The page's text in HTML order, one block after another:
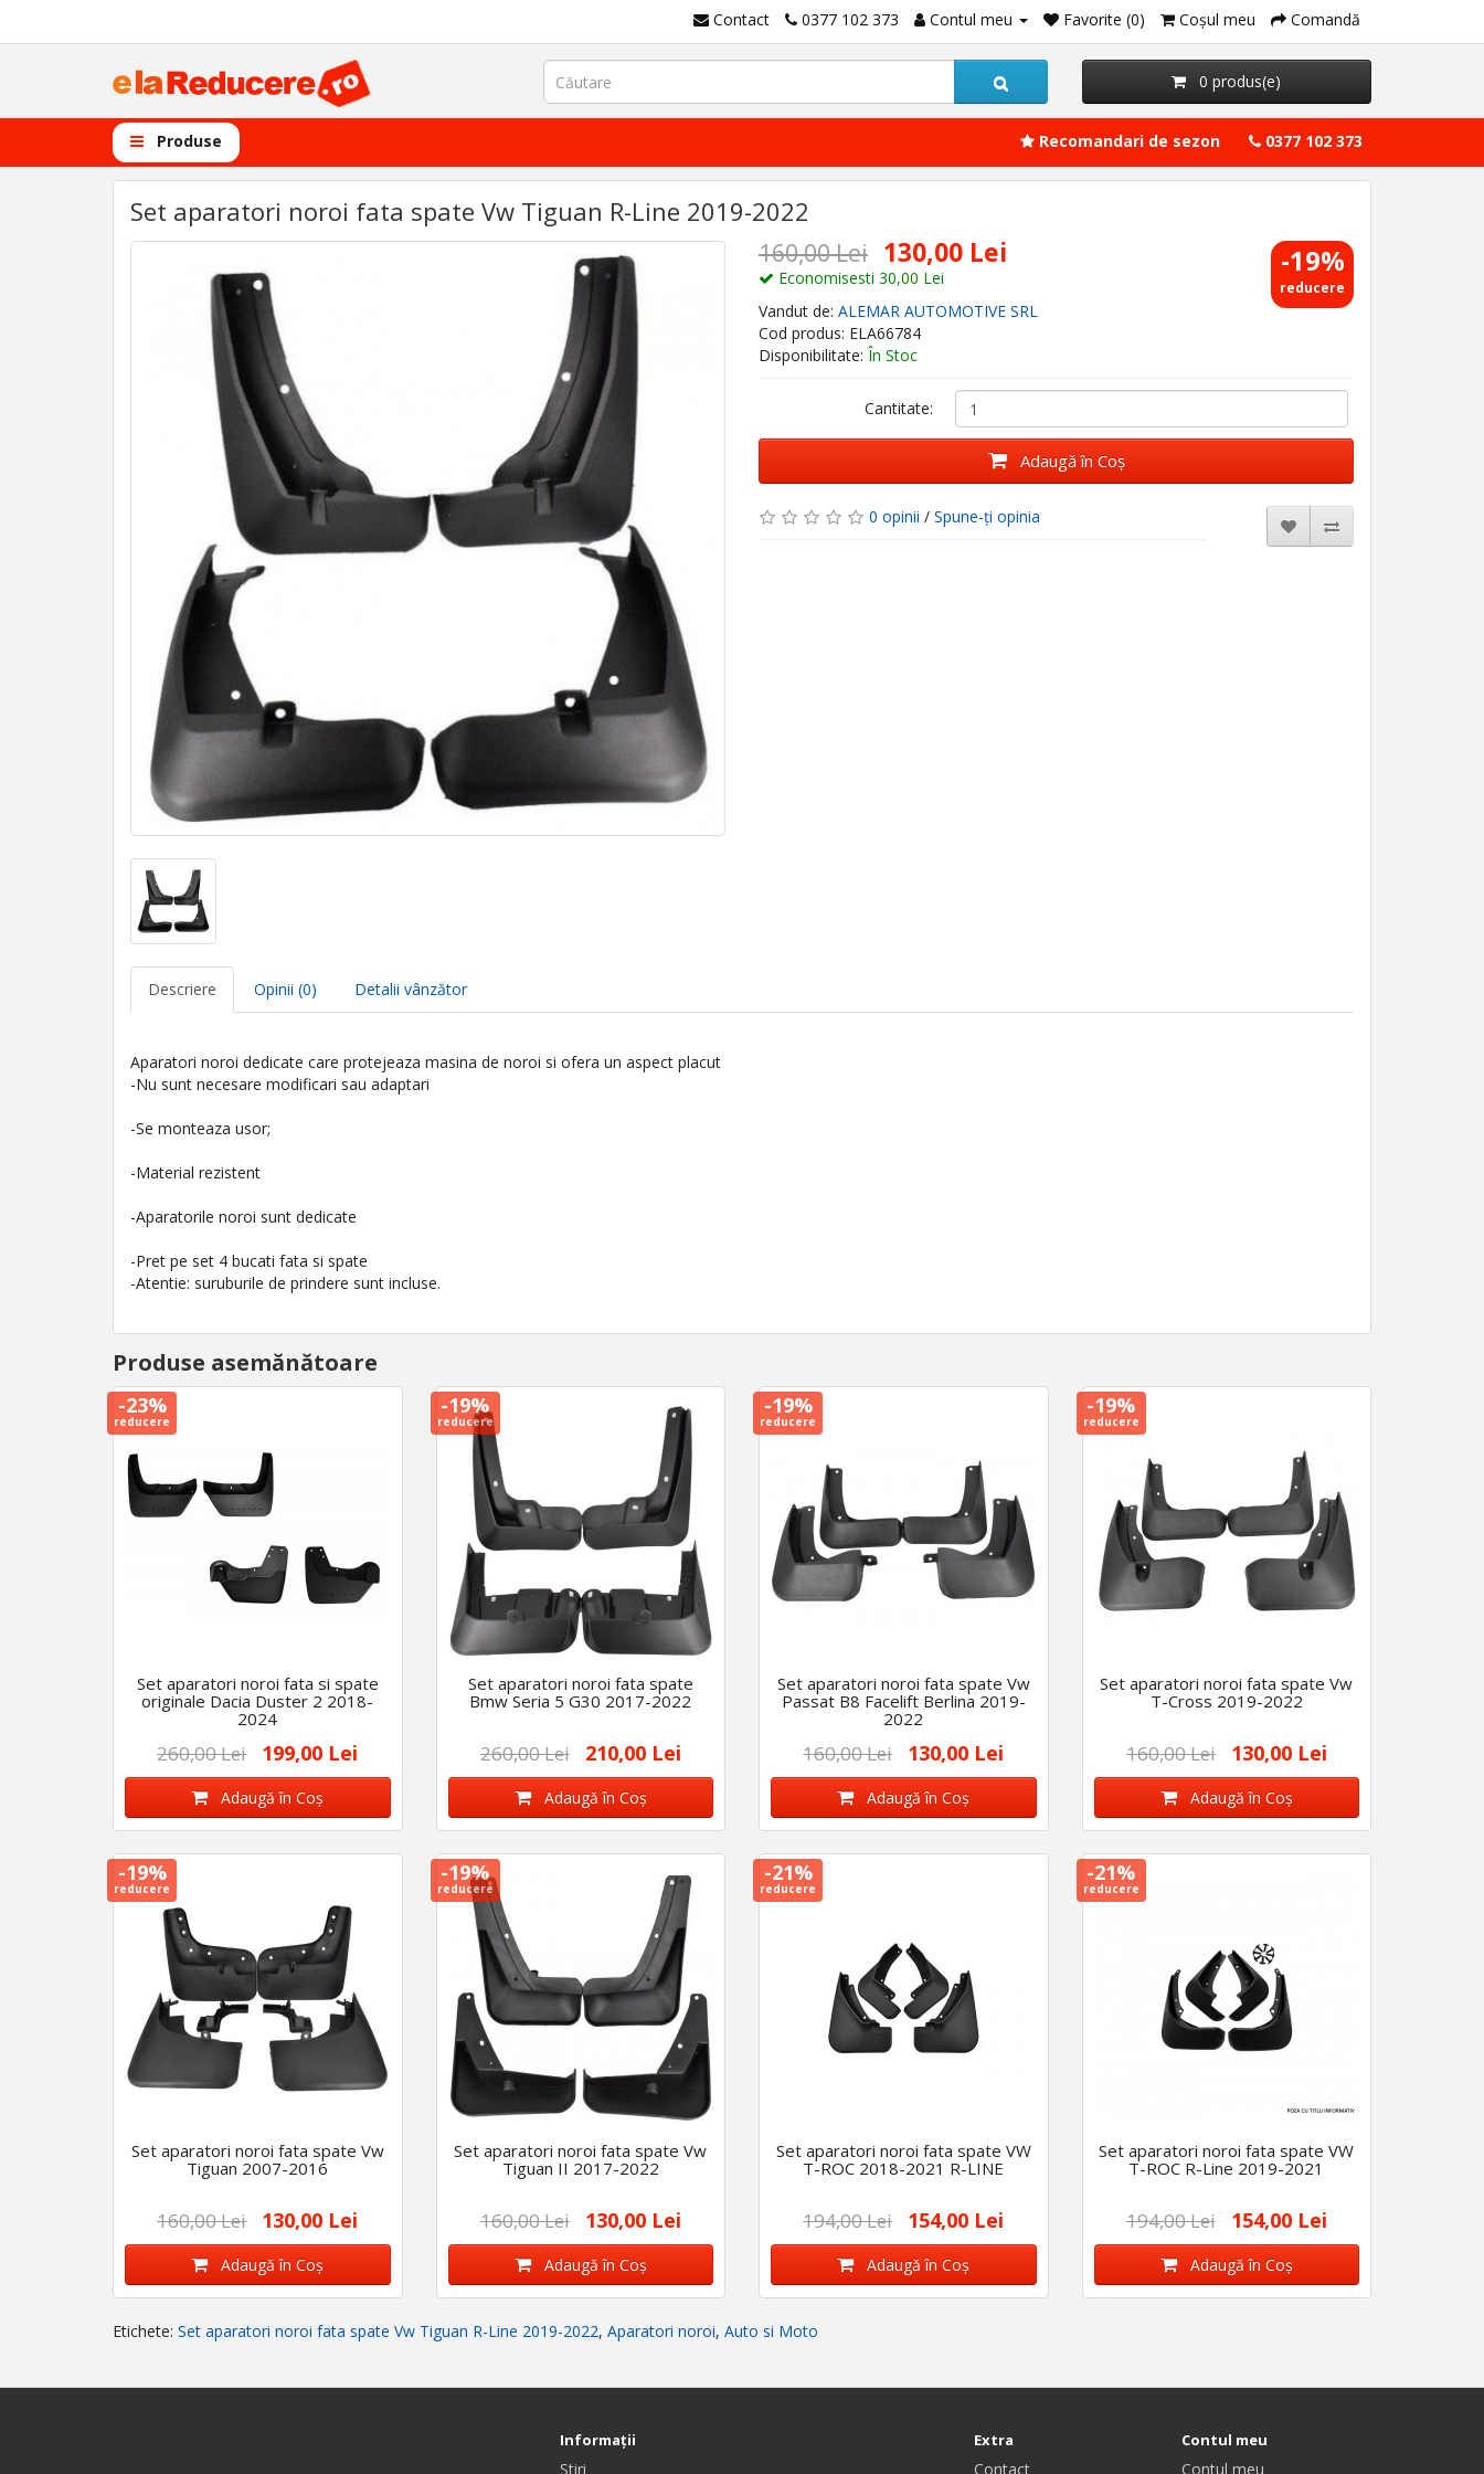
Contact 0377 102 373 Contul meu Favorite (0) Coşul meu Comandă
0 produs(e)
Produse Recomandari de sezon 0377 102 373
Set aparatori noroi fata spate Vw Tiguan R-Line 2019-2022
-19%
reducere
160,00 Lei 130,00 Lei
Economisesti 30,00 Lei
Vandut de: ALEMAR AUTOMOTIVE SRL
Cod produs: ELA66784
Disponibilitate: În Stoc
Cantitate:
Adaugă în Coş
0 opinii / Spune-ţi opinia
Descriere Opinii (0) Detalii vânzător
Aparatori noroi dedicate care protejeaza masina de noroi si ofera un aspect placut
-Nu sunt necesare modificari sau adaptari
-Se monteaza usor;
-Material rezistent
-Aparatorile noroi sunt dedicate
-Pret pe set 4 bucati fata si spate
-Atentie: suruburile de prindere sunt incluse.
Produse asemănătoare
-23%
reducere
Set aparatori noroi fata si spate
originale Dacia Duster 2 2018-
2024
260,00 Lei 199,00 Lei
Adaugă în Coş
-19%
reducere
Set aparatori noroi fata spate
Bmw Seria 5 G30 2017-2022
260,00 Lei 210,00 Lei
Adaugă în Coş
-19%
reducere
Set aparatori noroi fata spate Vw
Passat B8 Facelift Berlina 2019-
2022
160,00 Lei 130,00 Lei
Adaugă în Coş
-19%
reducere
Set aparatori noroi fata spate Vw
T-Cross 2019-2022
160,00 Lei 130,00 Lei
Adaugă în Coş
-19%
reducere
Set aparatori noroi fata spate Vw
Tiguan 2007-2016
160,00 Lei 130,00 Lei
Adaugă în Coş
-19%
reducere
Set aparatori noroi fata spate Vw
Tiguan II 2017-2022
160,00 Lei 130,00 Lei
Adaugă în Coş
-21%
reducere
Set aparatori noroi fata spate VW
T-ROC 2018-2021 R-LINE
194,00 Lei 154,00 Lei
Adaugă în Coş
-21%
reducere
Set aparatori noroi fata spate VW
T-ROC R-Line 2019-2021
194,00 Lei 154,00 Lei
Adaugă în Coş
Etichete: Set aparatori noroi fata spate Vw Tiguan R-Line 2019-2022, Aparatori noroi, Auto si Moto
Informaţii
Stiri
Extra
Contact
Contul meu
Contul meu